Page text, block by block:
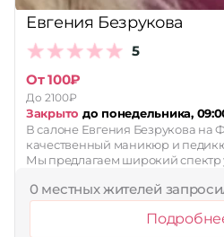
Евгения Безрукова
5
От 100₽
До 2100₽
Закрыто до понедельника,
В салоне Евгения Безрукова на
качественный маникюр и
Мы предлагаем широкий спектр
0 местных жителей